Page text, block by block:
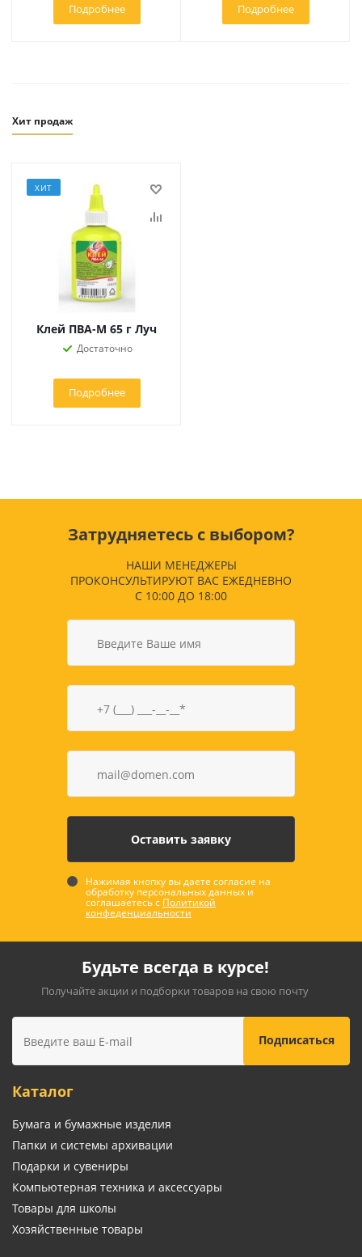
Подробнее Подробнее
Хит продаж
ХИТ
Клей ПВА-М 65 г Луч
Достаточно
Подробнее
Затрудняетесь с выбором?
НАШИ МЕНЕДЖЕРЫ
ПРОКОНСУЛЬТИРУЮТ ВАС ЕЖЕДНЕВНО
С 10:00 ДО 18:00
Нажимая кнопку вы даете согласие на
обработку персональных данных и
соглашаетесь с Политикой
конфеденциальности
Будьте всегда в курсе!
Получайте акции и подборки товаров на свою почту
Каталог
Бумага и бумажные изделия
Папки и системы архивации
Подарки и сувениры
Компьютерная техника и аксессуары
Товары для школы
Хозяйственные товары